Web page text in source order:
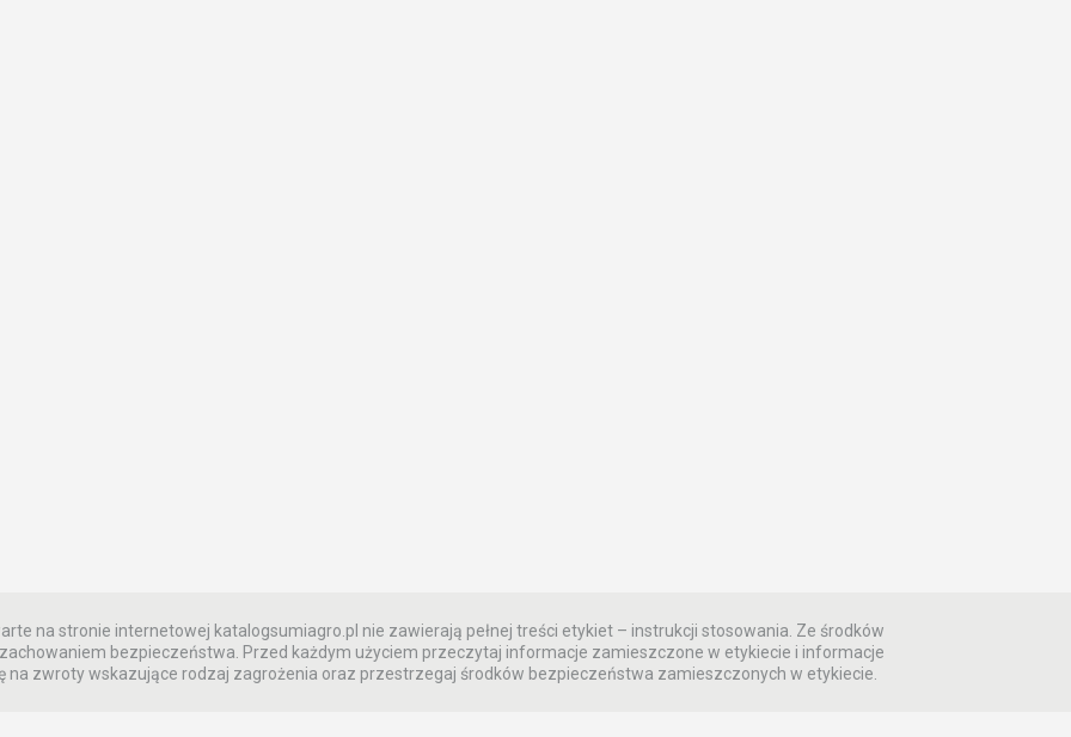
na stronie internetowej katalogsumiagro.pl nie zawierają pełnej treści etykiet – instrukcji stosowania. Ze środków
bezpieczeństwa. Przed każdym użyciem przeczytaj informacje zamieszczone w etykiecie i informacje
na zwroty wskazujące rodzaj zagrożenia oraz przestrzegaj środków bezpieczeństwa zamieszczonych w etykiecie.